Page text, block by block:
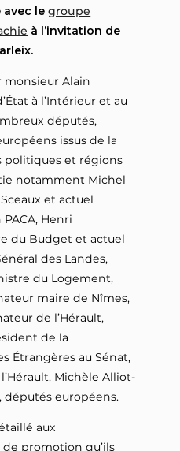
avec legroupe
à l’invitation de
monsieur Alain
à l’Intérieur et au
députés,
issus de la
politiques et régions
notamment Michel
et actuel
Henri
du Budget et actuel
des Landes,
du Logement,
maire de Nîmes,
de l’Hérault,
de la
Étrangères au Sénat,
Michèle Alliot-
députés européens.
aux
promotion qu’ils